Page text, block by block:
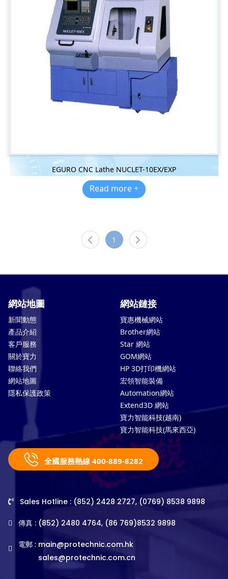
EGURO CNC Lathe NUCLET-10EX/EXP
Read more +
1
網站地圖
新聞動態
產品介紹
客戶服務
關於寶力
聯絡我們
網站地圖
隱私保護政策
網站鏈接
寶惠機械網站
Brother網站
Star 網站
GOM網站
HP 3D打印機網站
宏領智能裝備
Automation網站
Extend3D 網站
寶力智能科技(越南)
寶力智能科技(馬來西亞)
全國服務熱線 400-889-8282
Sales Hotline : (852) 2428 2727, (0769) 8538 9898
傳真 : (852) 2480 4764, (86 769)8532 9898
電郵 : main@protechnic.com.hk
sales@protechnic.com.cn